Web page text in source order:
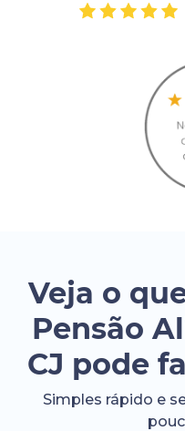
Veja o
Pensão
CJ pode
Simples rápido e